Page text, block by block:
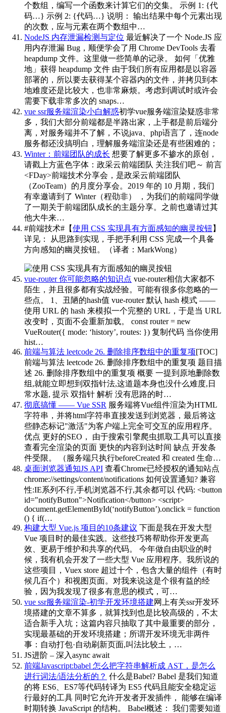
个数组，编写一个函数来计算它们的交集。 示例 1: {代
码…} 示例 2: {代码…} 说明： 输出结果中每个元素出现
的次数，应与元素在两个数组中…
NodeJS 内存泄漏检测与定位 最近解决了一个 Node.JS 应
用内存泄漏 Bug，顺便学会了用 Chrome DevTools 去看
heapdump 文件。这里做一些简单的记录。 如何「优雅
地」获得 heapdump 文件 由于我们所有应用都是以容器
部署的，所以要去获得某个容器内的文件，并拷贝到本
地难度还是比较大，也非常麻烦。考虑到调试时或许会
需要下载非常多次的 snaps…
vue ssr服务端渲染小白解惑初学vue服务端渲染疑惑非常
多，我们大部分前端都是半路出家，上手都是前后端分
离，对服务端并不了解，不说java、php语言了，连node
服务都还没搞明白，理解服务端渲染还是有些困难的；
Winter：前端团队的成长 想要了解更多不掺水的原创，
请戳上方蓝色字体：政采云前端团队 关注我们吧～ 前言
<FDay>前端技术分享会，是政采云前端团队
（ZooTeam）的月度分享会。2019 年的 10 月期，我们
有幸邀请到了 Winter（程劭非） ，为我们的前端同学做
了一期关于前端团队成长的主题分享。之前也邀请过其
他大牛来…
#前端技术#【使用 CSS 实现具有方面感知的幽灵按钮 】
详见：
从思路到实现，手把手利用 CSS 完成一个具备
方向感知的幽灵按钮。（译者：MarkWong）
vue-router 你可能忽略的知识点 vue-router相信大家都不
陌生，并且很多都有实战经验。可能有很多你忽略的一
些点。 1、丑陋的hash值 vue-router 默认 hash 模式 ——
使用 URL 的 hash 来模拟一个完整的 URL，于是当 URL
改变时，页面不会重新加载。 const router = new
VueRouter({ mode: ‘history’, routes: }) 复制代码 当你使用
hist…
前端与算法 leetcode 26. 删除排序数组中的重复项[TOC]
前端与算法 leetcode 26. 删除排序数组中的重复项 题目描
述 26. 删除排序数组中的重复项 概要 一提到原地删除数
组,就能立即想到双指针法,这道题本身也没什么难度,日
常水题, 提示 双指针 解析 没有思路的时…
彻底搞懂 —— Vue SSR 服务端将Vue组件渲染为HTML
字符串，并将html字符串直接发送到浏览器，最后将这
些静态标记"激活"为客户端上完全可交互的应用程序。
优点 更好的SEO， 由于搜索引擎爬虫抓取工具可以直接
查看完全渲染的页面 更快的内容到达时间 缺点 开发条
件受限。 （服务端只执行beforeCreated 和 created 生命…
桌面浏览器通知JS API 查看Chrome已经授权的通知站点
chrome://settings/content/notifications 如何设置通知? 兼容
性:IE系列不行,手机浏览器不行,其余都可以 代码: <button
id="notifyButton">Notification</button> <script>
document.getElementById(‘notifyButton’).onclick = function
() { if(…
构建大型 Vue.js 项目的10条建议 下面是我在开发大型
Vue 项目时的最佳实践。这些技巧将帮助你开发更高
效、更易于维护和共享的代码。 今年做自由职业的时
候，我有机会开发了一些大型 Vue 应用程序。我所说的
这些项目，Vuex store 超过十个，包含大量的组件（有时
候几百个）和视图页面。对我来说这是个很有益的经
验，因为我发现了很多有意思的模式，可…
vue ssr服务端渲染-初学开发环境搭建网上有关ssr开发环
境搭建的文章不算多，就算找到也是比较高级的，不太
适合新手入坑；这篇内容只抽取了其中最重要的部分，
实现最基础的开发环境搭建；所谓开发环境无非两件
事：自动打包·自动刷新页面,叫法比较土，…
JS进阶 – 深入async await
前端Javascript:babel 怎么把字符串解析成 AST，是怎么
进行词法/语法分析的？ 什么是Babel? Babel 是我们知道
的将 ES6、ES7等代码转译为 ES5 代码且能安全稳定运
行最好的工具 同时它允许开发者开发插件， 能够在编译
时期转换 JavaScript 的结构。 Babel概述： 我们需要知道